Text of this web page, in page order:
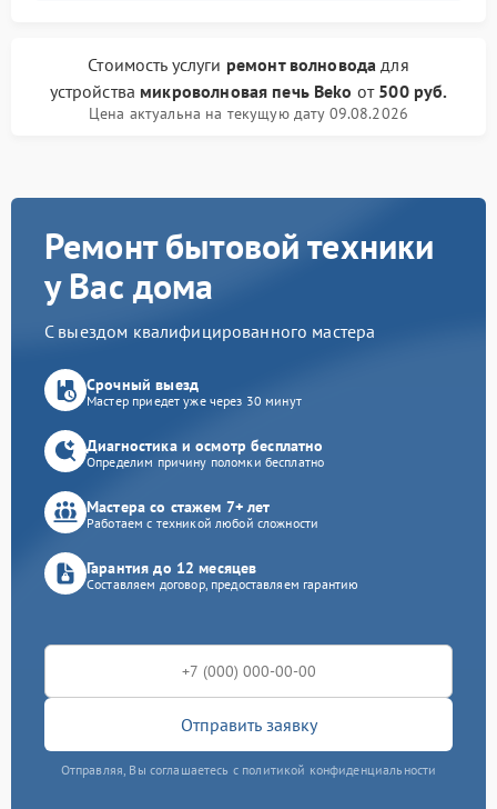
Стоимость услуги ремонт волновода для
устройства микроволновая печь Beko от 500 руб.
Цена актуальна на текущую дату 09.08.2026
Ремонт бытовой техники
у Вас дома
С выездом квалифицированного мастера
Срочный выезд
Мастер приедет уже через 30 минут
Диагностика и осмотр бесплатно
Определим причину поломки бесплатно
Мастера со стажем 7+ лет
Работаем с техникой любой сложности
Гарантия до 12 месяцев
Составляем договор, предоставляем гарантию
Отправить заявку
Отправляя, Вы соглашаетесь с политикой конфиденциальности